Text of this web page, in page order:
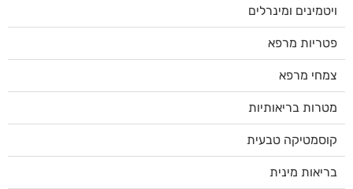
ויטמינים ומינרלים
פטריות מרפא
צמחי מרפא
מטרות בריאותיות
קוסמטיקה טבעית
בריאות מינית